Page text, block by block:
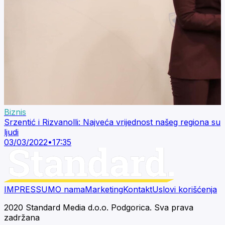
Biznis
Srzentić i Rizvanolli: Najveća vrijednost našeg regiona su
ljudi
03/03/2022•17:35
IMPRESSUMO namaMarketingKontaktUslovi korišćenja
2020 Standard Media d.o.o. Podgorica. Sva prava
zadržana